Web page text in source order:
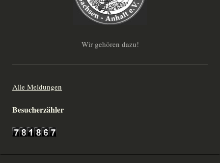
Wir gehören dazu!
Alle Meldungen
Besucherzähler